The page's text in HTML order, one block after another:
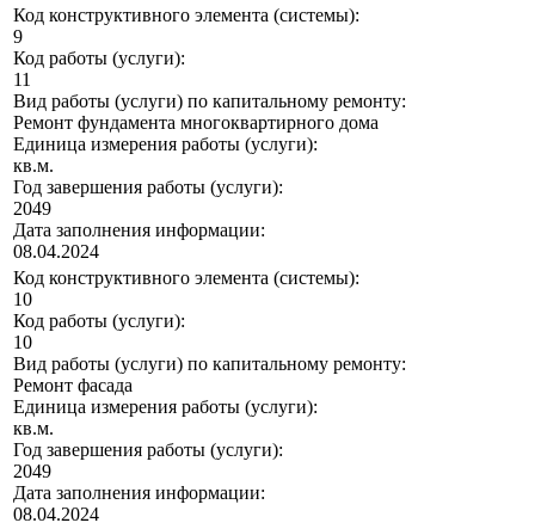
Код конструктивного элемента (системы):
9
Код работы (услуги):
11
Вид работы (услуги) по капитальному ремонту:
Ремонт фундамента многоквартирного дома
Единица измерения работы (услуги):
кв.м.
Год завершения работы (услуги):
2049
Дата заполнения информации:
08.04.2024
Код конструктивного элемента (системы):
10
Код работы (услуги):
10
Вид работы (услуги) по капитальному ремонту:
Ремонт фасада
Единица измерения работы (услуги):
кв.м.
Год завершения работы (услуги):
2049
Дата заполнения информации:
08.04.2024